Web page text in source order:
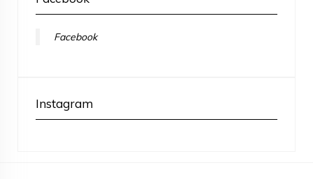
Facebook
Instagram